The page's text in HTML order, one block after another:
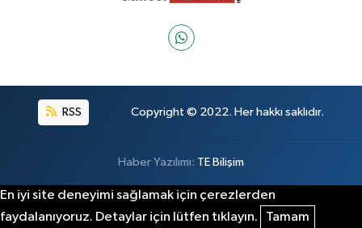
RSS Copyright © 2022. Her hakkı saklıdır.
Haber Yazılımı: TE Bilişim
En iyi site deneyimi sağlamak için çerezlerden
faydalanıyoruz. Detaylar için lütfen tıklayın.
Tamam